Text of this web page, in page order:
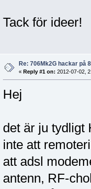
Tack för ideer!
Re: 706Mk2G hackar på
« Reply #1 on: 2012-07-02,
Hej
det är ju tydligt
inte att
att adsl
antenn, RF-